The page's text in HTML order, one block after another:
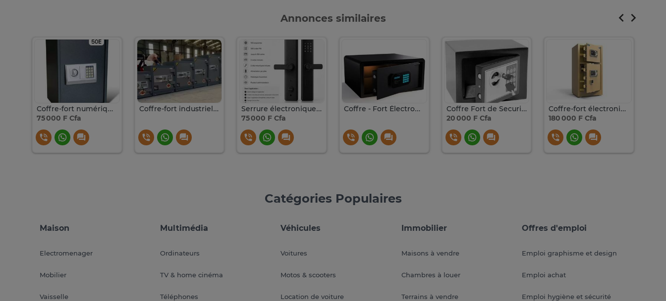
Annonces similaires
Coffre-fort numérique Gris foncé 35 x 31 x 50 cm Acier
75 000 F Cfa
Coffre-fort industriel acier gris serrure électronique
Serrure électronique connectée avec empreinte
75 000 F Cfa
Coffre - Fort Électronique
Coffre Fort de Securite Électronique
20 000 F Cfa
Coffre-fort électronique – 110 kg
180 000 F Cfa
Catégories Populaires
Maison
Electromenager
Mobilier
Vaisselle
Multimédia
Ordinateurs
TV & home cinéma
Téléphones
Véhicules
Voitures
Motos & scooters
Location de voiture
Immobilier
Maisons à vendre
Chambres à louer
Terrains à vendre
Offres d'emploi
Emploi graphisme et design
Emploi achat
Emploi hygiène et sécurité